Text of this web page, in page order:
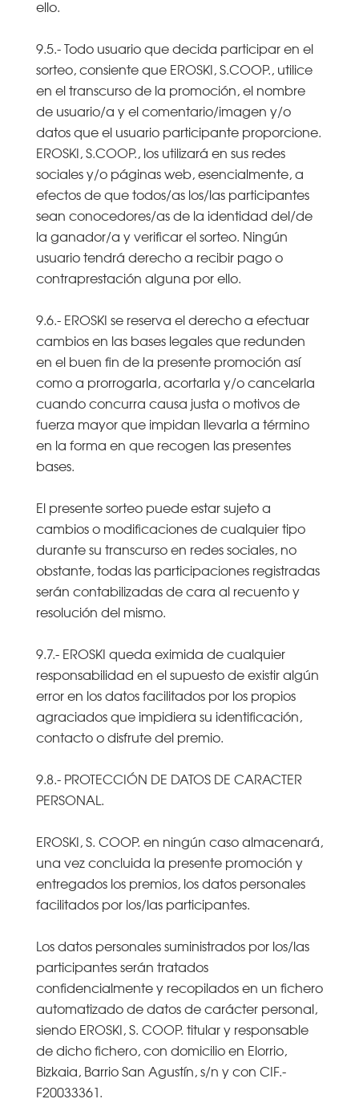
ello.
9.5.- Todo usuario que decida participar en el
sorteo, consiente que EROSKI, S.COOP., utilice
en el transcurso de la promoción, el nombre
de usuario/a y el comentario/imagen y/o
datos que el usuario participante proporcione.
EROSKI, S.COOP., los utilizará en sus redes
sociales y/o páginas web, esencialmente, a
efectos de que todos/as los/las participantes
sean conocedores/as de la identidad del/de
la ganador/a y verificar el sorteo. Ningún
usuario tendrá derecho a recibir pago o
contraprestación alguna por ello.
9.6.- EROSKI se reserva el derecho a efectuar
cambios en las bases legales que redunden
en el buen fin de la presente promoción así
como a prorrogarla, acortarla y/o cancelarla
cuando concurra causa justa o motivos de
fuerza mayor que impidan llevarla a término
en la forma en que recogen las presentes
bases.
El presente sorteo puede estar sujeto a
cambios o modificaciones de cualquier tipo
durante su transcurso en redes sociales, no
obstante, todas las participaciones registradas
serán contabilizadas de cara al recuento y
resolución del mismo.
9.7.- EROSKI queda eximida de cualquier
responsabilidad en el supuesto de existir algún
error en los datos facilitados por los propios
agraciados que impidiera su identificación,
contacto o disfrute del premio.
9.8.- PROTECCIÓN DE DATOS DE CARACTER
PERSONAL.
EROSKI, S. COOP. en ningún caso almacenará,
una vez concluida la presente promoción y
entregados los premios, los datos personales
facilitados por los/las participantes.
Los datos personales suministrados por los/las
participantes serán tratados
confidencialmente y recopilados en un fichero
automatizado de datos de carácter personal,
siendo EROSKI, S. COOP. titular y responsable
de dicho fichero, con domicilio en Elorrio,
Bizkaia, Barrio San Agustín, s/n y con CIF.-
F20033361.